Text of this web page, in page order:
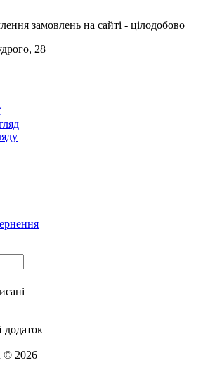
замовлень на сайті - цілодобово
28
додаток
© 2026